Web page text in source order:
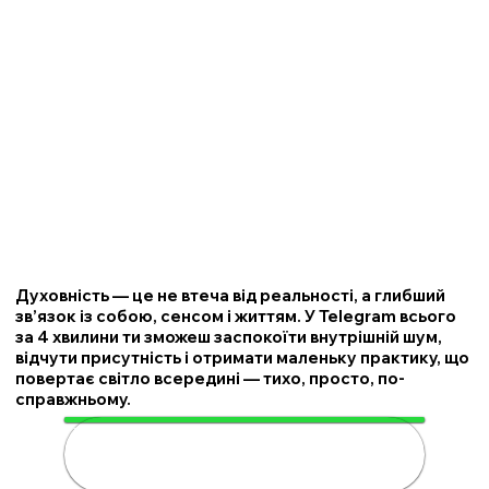
Духовність — це не втеча від реальності, а глибший
зв’язок із собою, сенсом і життям. У Telegram всього
за 4 хвилини ти зможеш заспокоїти внутрішній шум,
відчути присутність і отримати маленьку практику, що
повертає світло всередині — тихо, просто, по-
справжньому.
🌟 Розкрий свою духовність за 4